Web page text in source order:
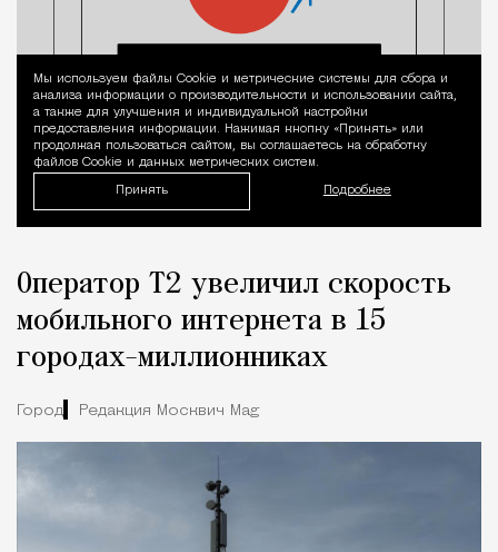
Уведомление
Мы используем файлы Сookie и метрические системы для сбора и
анализа информации о производительности и использовании сайта,
а также для улучшения и индивидуальной настройки
предоставления информации. Нажимая кнопку «Принять» или
продолжая пользоваться сайтом, вы соглашаетесь на обработку
файлов Cookie и данных метрических систем.
Принять Подробнее
Оператор Т2 увеличил скорость
мобильного интернета в 15
городах-миллионниках
Город Редакция Москвич Mag